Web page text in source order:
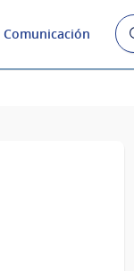
Comunicación